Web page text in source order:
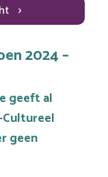
2024 –
geeft al
geen